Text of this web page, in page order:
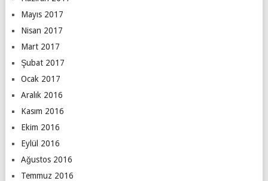
Mayıs 2017
Nisan 2017
Mart 2017
Şubat 2017
Ocak 2017
Aralık 2016
Kasım 2016
Ekim 2016
Eylül 2016
Ağustos 2016
Temmuz 2016